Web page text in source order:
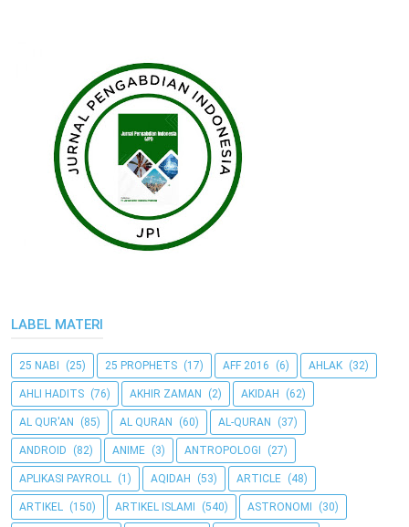
LABEL MATERI
25 NABI (25) 25 PROPHETS (17) AFF 2016 (6) AHLAK (32)
AHLI HADITS (76) AKHIR ZAMAN (2) AKIDAH (62)
AL QUR'AN (85) AL QURAN (60) AL-QURAN (37)
ANDROID (82) ANIME (3) ANTROPOLOGI (27)
APLIKASI PAYROLL (1) AQIDAH (53) ARTICLE (48)
ARTIKEL (150) ARTIKEL ISLAMI (540) ASTRONOMI (30)